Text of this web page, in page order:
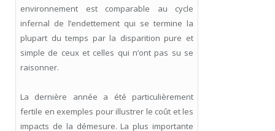
environnement est comparable au cycle
infernal de l’endettement qui se termine la
plupart du temps par la disparition pure et
simple de ceux et celles qui n’ont pas su se
raisonner.
La dernière année a été particulièrement
fertile en exemples pour illustrer le coût et les
impacts de la démesure. La plus importante